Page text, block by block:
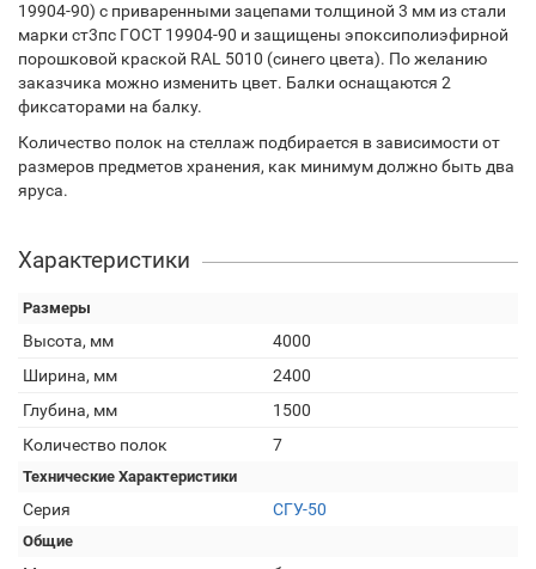
19904-90) с приваренными зацепами толщиной 3 мм из стали
марки ст3пс ГОСТ 19904-90 и защищены эпоксиполиэфирной
порошковой краской RAL 5010 (синего цвета). По желанию
заказчика можно изменить цвет. Балки оснащаются 2
фиксаторами на балку.
Количество полок на стеллаж подбирается в зависимости от
размеров предметов хранения, как минимум должно быть два
яруса.
Характеристики
Размеры
Высота, мм
4000
Ширина, мм
2400
Глубина, мм
1500
Количество полок
7
Технические Характеристики
Серия СГУ-50
Общие